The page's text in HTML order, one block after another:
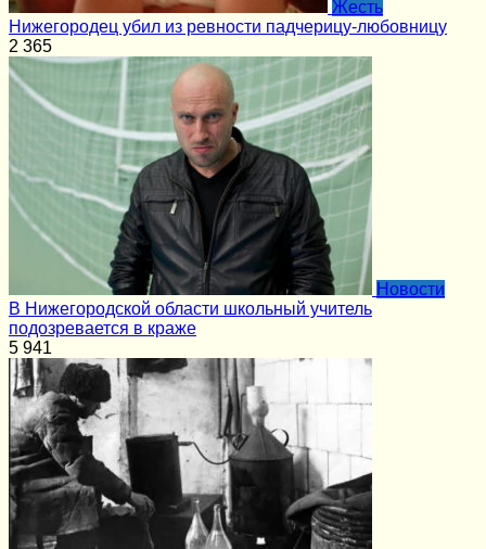
Жесть
Нижегородец убил из ревности падчерицу-любовницу
2 365
Новости
В Нижегородской области школьный учитель
подозревается в краже
5 941